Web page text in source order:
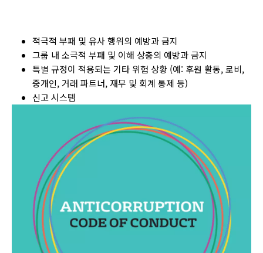
적극적 부패 및 유사 행위의 예방과 금지
그룹 내 소극적 부패 및 이해 상충의 예방과 금지
특별 규정이 적용되는 기타 위험 상황 (예: 후원 활동, 로비,
중개인, 거래 파트너, 재무 및 회계 통제 등)
신고 시스템